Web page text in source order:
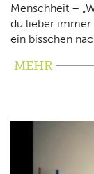
Menschheit –
du lieber immer
ein bisschen
MEHR